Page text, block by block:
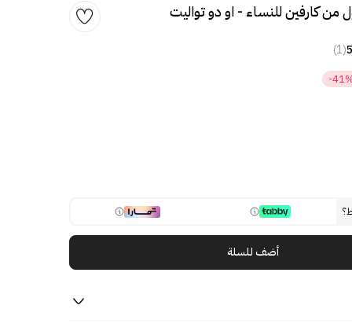
كارفين للنساء - او دو تواليت
5
(1)
-
أضف للسلة